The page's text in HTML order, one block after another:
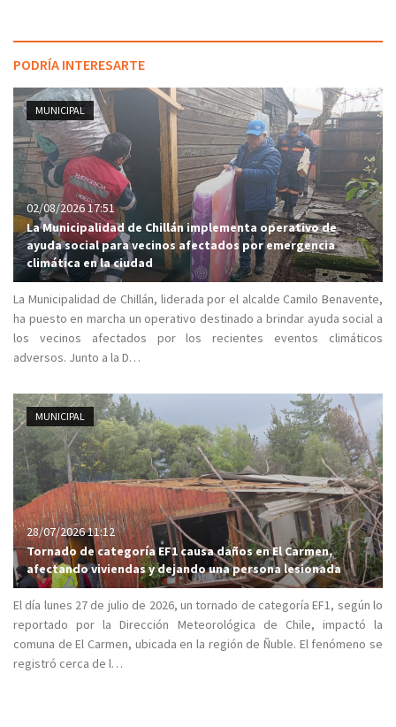
PODRÍA INTERESARTE
MUNICIPAL
02/08/2026 17:51
La Municipalidad de Chillán implementa operativo de
ayuda social para vecinos afectados por emergencia
climática en la ciudad
La Municipalidad de Chillán, liderada por el alcalde Camilo Benavente,
ha puesto en marcha un operativo destinado a brindar ayuda social a
los vecinos afectados por los recientes eventos climáticos
adversos. Junto a la D…
MUNICIPAL
28/07/2026 11:12
Tornado de categoría EF1 causa daños en El Carmen,
afectando viviendas y dejando una persona lesionada
El día lunes 27 de julio de 2026, un tornado de categoría EF1, según lo
reportado por la Dirección Meteorológica de Chile, impactó la
comuna de El Carmen, ubicada en la región de Ñuble. El fenómeno se
registró cerca de l…